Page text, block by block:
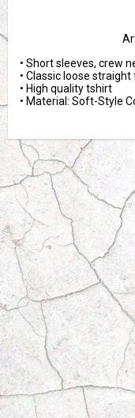
• Short sleeves, crew
• Classic loose straight
• High quality tshirt
• Material: Soft-Style